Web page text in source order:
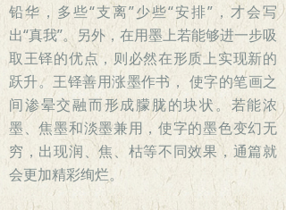
铅华，多些“支离”少些“安排”，才会写
出“真我”。另外，在用墨上若能够进一步吸
取王铎的优点，则必然在形质上实现新的
跃升。王铎善用涨墨作书， 使字的笔画之
间渗晕交融而形成朦胧的块状。若能浓
墨、焦墨和淡墨兼用，使字的墨色变幻无
穷，出现润、焦、枯等不同效果，通篇就
会更加精彩绚烂。